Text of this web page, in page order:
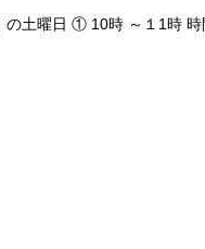
の土曜日 ① 10時 ～１1時